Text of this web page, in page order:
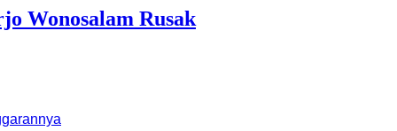
Wonosalam Rusak